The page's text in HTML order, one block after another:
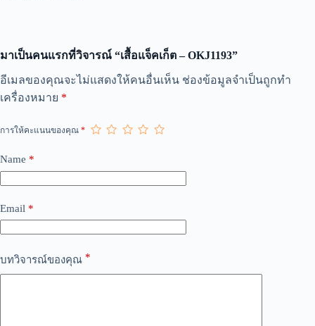
มาเป็นคนแรกที่วิจารณ์ “เสื้อแจ็คเก็ต – OKJ1193”
อีเมลของคุณจะไม่แสดงให้คนอื่นเห็น ช่องข้อมูลจำเป็นถูกทำ
เครื่องหมาย *
การให้คะแนนของคุณ *
Name *
Email *
บทวิจารณ์ของคุณ *
A
t
r
a
t
e